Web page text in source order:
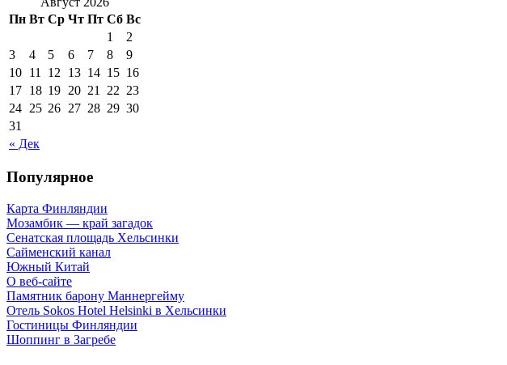
Пн Вт Ср Чт Пт Сб Вс
« Дек
1
2
3
4 5 6 7 8
9
10 11 12 13 14 15 16
17 18 19 20 21 22 23
24 25 26 27 28 29 30
31
Популярное
Карта Финляндии
Мозамбик — край загадок
Сенатская площадь Хельсинки
Сайменский канал
Южный Китай
О веб-сайте
Памятник барону Маннергейму
Отель Sokos Hotel Helsinki в Хельсинки
Гостиницы Финляндии
Шоппинг в Загребе